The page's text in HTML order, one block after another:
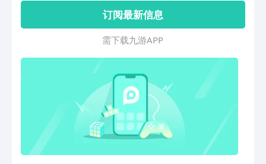
大的艾兰特王国岌岌可危，等待着伟大的
英雄挺身而出。 拿起你的武器，加入英
勇的游骑兵，投入对抗巨兽的战斗，为人
类的自由与尊严而战。 以游骑兵的名
义，刺破高墙外的黑暗！
订阅最新信息
需 下 载 九 游 A P P